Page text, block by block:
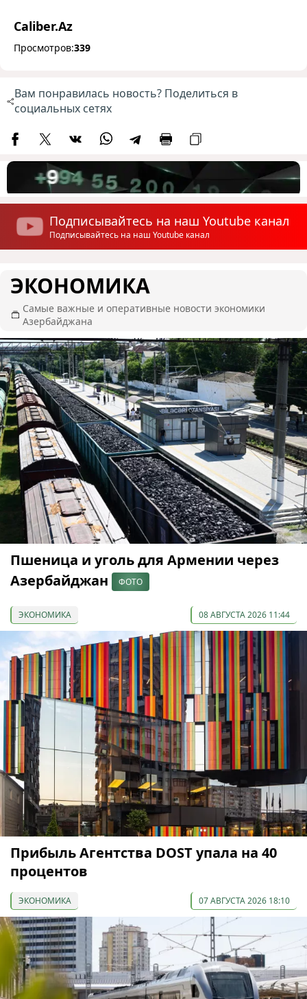
Caliber.Az
Просмотров:339
Вам понравилась новость? Поделиться в
социальных сетях
Подписывайтесь на наш Youtube канал
Подписывайтесь на наш Youtube канал
ЭКОНОМИКА
Самые важные и оперативные новости экономики
Азербайджана
Пшеница и уголь для Армении через
Азербайджан
ФОТО
ЭКОНОМИКА 08 АВГУСТА 2026 11:44
Прибыль Агентства DOST упала на 40
процентов
ЭКОНОМИКА 07 АВГУСТА 2026 18:10